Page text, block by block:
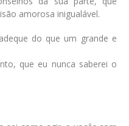
amorosa inigualável.
do que um grande e
que eu nunca saberei o